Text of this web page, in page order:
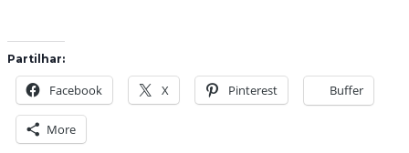
Partilhar:
Facebook X Pinterest Buffer
More